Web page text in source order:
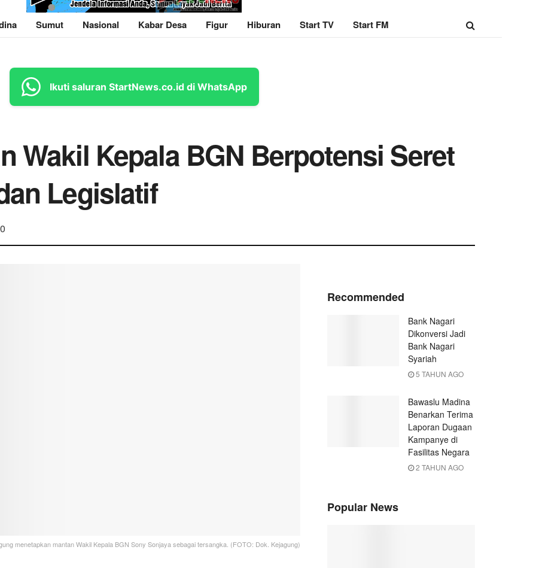
Sumut Nasional Kabar Desa Figur Hiburan Start TV Start FM
Ikuti saluran StartNews.co.id di WhatsApp
Wakil Kepala BGN Berpotensi Seret
Legislatif
menetapkan mantan Wakil Kepala BGN Sony Sonjaya sebagai tersangka. (FOTO: Dok. Kejagung)
Recommended
Bank Nagari
Dikonversi Jadi
Bank Nagari
Syariah
5 TAHUN AGO
Bawaslu Madina
Benarkan Terima
Laporan Dugaan
Kampanye di
Fasilitas Negara
2 TAHUN AGO
Popular News